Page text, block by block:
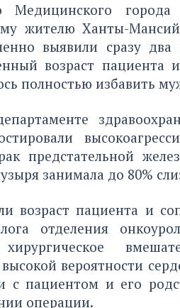
Медицинского
жителю Ханты-
выявили сразу два
возраст пациента
полностью избавить
предстательной
занимала до 80%
возраст пациента и
отделения
вероятности
с пациентом и его
операции.